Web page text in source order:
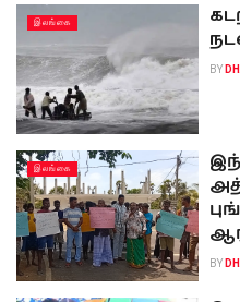
இலங்கை
BY
இலங்கை
BY